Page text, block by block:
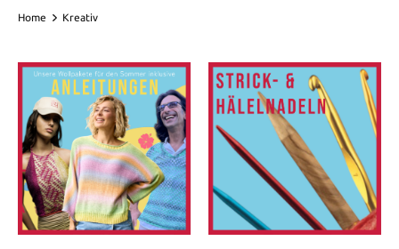
Home Kreativ